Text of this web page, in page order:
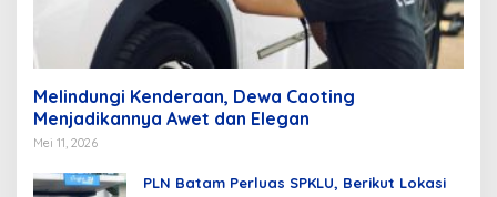
Melindungi Kenderaan, Dewa Caoting
Menjadikannya Awet dan Elegan
Mei 11, 2026
PLN Batam Perluas SPKLU, Berikut Lokasi